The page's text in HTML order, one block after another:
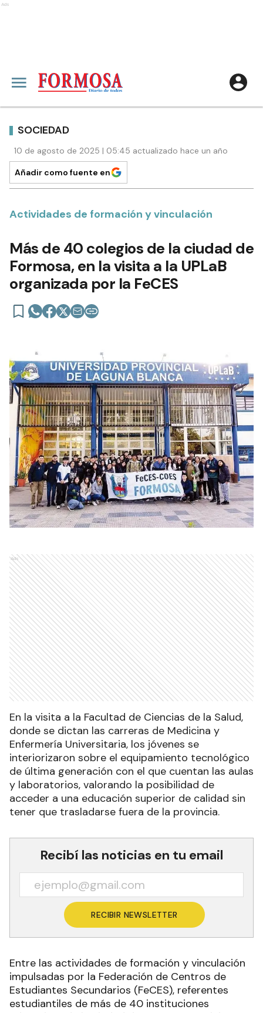
Ads
SOCIEDAD
10 de agosto de 2025 | 05:45 actualizado hace un año
Añadir como fuente en
Actividades de formación y vinculación
Más de 40 colegios de la ciudad de
Formosa, en la visita a la UPLaB
organizada por la FeCES
Ads
En la visita a la Facultad de Ciencias de la Salud,
donde se dictan las carreras de Medicina y
Enfermería Universitaria, los jóvenes se
interiorizaron sobre el equipamiento tecnológico
de última generación con el que cuentan las aulas
y laboratorios, valorando la posibilidad de
acceder a una educación superior de calidad sin
tener que trasladarse fuera de la provincia.
Recibí las noticias en tu email
RECIBIR NEWSLETTER
Entre las actividades de formación y vinculación
impulsadas por la Federación de Centros de
Estudiantes Secundarios (FeCES), referentes
estudiantiles de más de 40 instituciones